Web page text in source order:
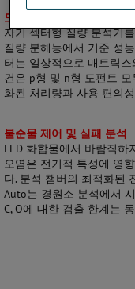
도핑 및 구조 조성 모니터링
자기 섹터형 질량 분석기
질량 분해능에서 기준 성
터는 일상적으로 매트릭
건은 p형 및 n형 도펀트
화된 처리량과 사용 편의
불순물 제어 및 실패 분석
LED 화합물에서 바람직하
오염은 전기적 특성에 영
다. 분석 챔버의 최적화된
Auto는 경원소 분석에서
C, O에 대한 검출 한계는